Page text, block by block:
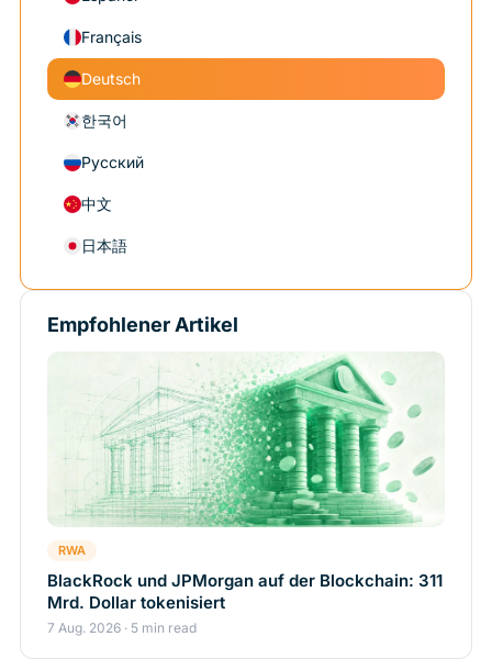
Français
Deutsch
한국어
Русский
中文
日本語
Empfohlener Artikel
RWA
BlackRock und JPMorgan auf der Blockchain: 311
Mrd. Dollar tokenisiert
7 Aug. 2026 · 5 min read